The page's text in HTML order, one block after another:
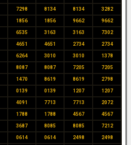
7298 8134 8134 3282
1856 1856 9662 9662
6535 3163 3163 7302
4651 4651 2734 2734
6264 3010 3010 1378
8087 8087 7205 7205
1470 8619 8619 2798
0139 0139 1207 1207
4091 7713 7713 2072
1788 1788 4567 4567
3687 8085 8085 7212
0614 0614 2498 2498